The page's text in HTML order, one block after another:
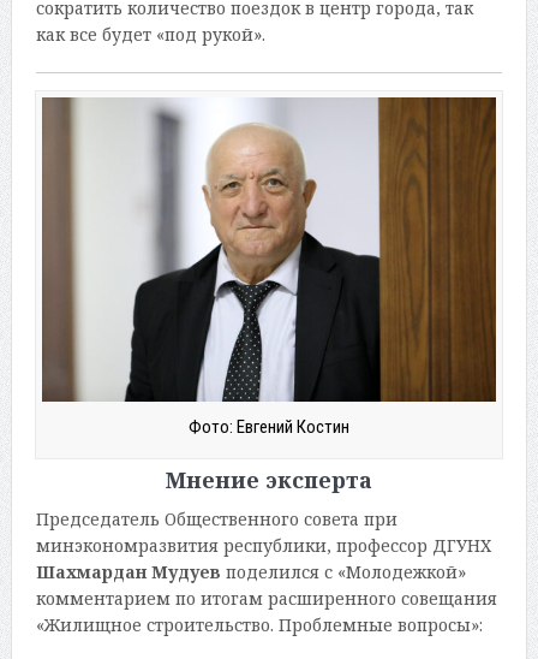
сократить количество поездок в центр города, так
как все будет «под рукой».
Фото: Евгений Костин
Мнение эксперта
Председатель Общественного совета при
минэкономразвития республики, профессор ДГУНХ
Шахмардан Мудуев поделился с «Молодежкой»
комментарием по итогам расширенного совещания
«Жилищное строительство. Проблемные вопросы»: